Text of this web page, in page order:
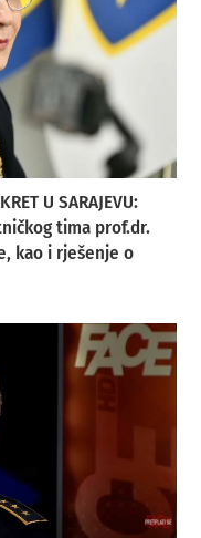
U SARAJEVU:
tima prof.dr.
kao i rješenje o